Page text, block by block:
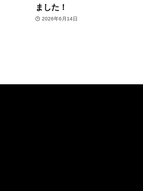
ました！
2026年6月14日